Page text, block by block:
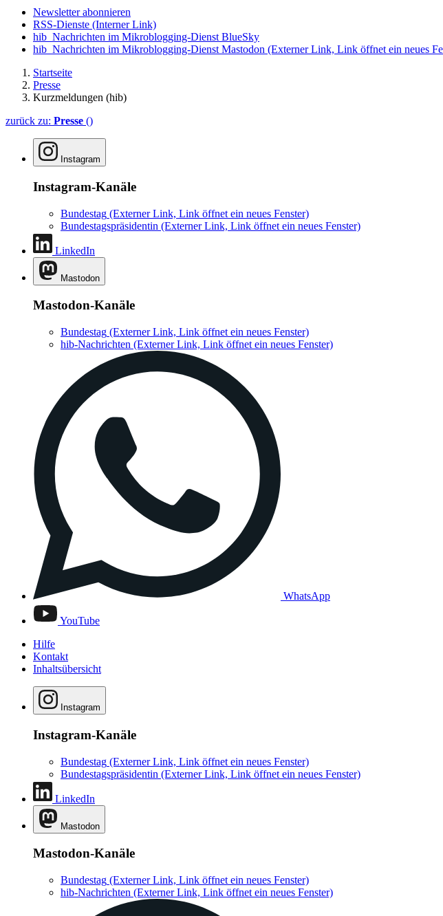
Newsletter abonnieren
RSS-Dienste (Interner Link)
hib_Nachrichten im Mikroblogging-Dienst BlueSky
hib_Nachrichten im Mikroblogging-Dienst Mastodon (Externer Link, Link öffnet ein neues
Startseite
Presse
Kurzmeldungen (hib)
zurück zu: Presse ()
Instagram
Instagram-Kanäle
Bundestag (Externer Link, Link öffnet ein neues Fenster)
Bundestagspräsidentin (Externer Link, Link öffnet ein neues Fenster)
LinkedIn
Mastodon
Mastodon-Kanäle
Bundestag (Externer Link, Link öffnet ein neues Fenster)
hib-Nachrichten (Externer Link, Link öffnet ein neues Fenster)
WhatsApp
YouTube
Hilfe
Kontakt
Inhaltsübersicht
Instagram
Instagram-Kanäle
Bundestag (Externer Link, Link öffnet ein neues Fenster)
Bundestagspräsidentin (Externer Link, Link öffnet ein neues Fenster)
LinkedIn
Mastodon
Mastodon-Kanäle
Bundestag (Externer Link, Link öffnet ein neues Fenster)
hib-Nachrichten (Externer Link, Link öffnet ein neues Fenster)